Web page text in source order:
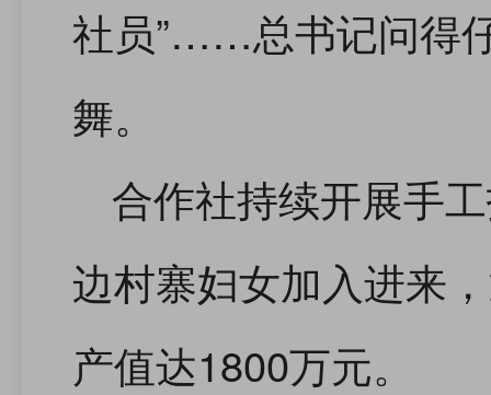
社员”……总书记问得
舞。
合作社持续开展手
边村寨妇女加入进来
产值达1800万元。